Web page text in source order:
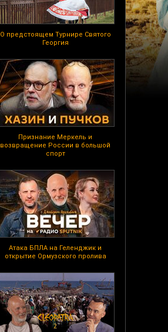
О предстоящем Турнире Святого
Георгия
Признание Меркель и
возвращение России в большой
спорт
Атака БПЛА на Геленджик и
открытие Ормузского пролива